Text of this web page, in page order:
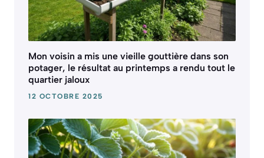
Mon voisin a mis une vieille gouttière dans son
potager, le résultat au printemps a rendu tout le
quartier jaloux
12 OCTOBRE 2025